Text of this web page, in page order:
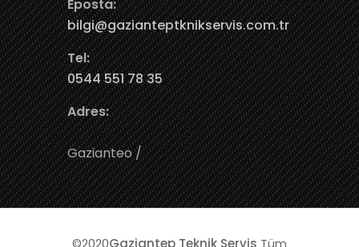
Eposta:
bilgi@gazianteptknikservis.com.tr
Tel:
0544 551 78 35
Adres:
Gazianteo /
©2020Gaziantep Teknik Servis Tüm